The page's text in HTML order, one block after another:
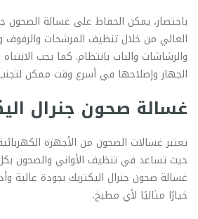
باختصار، يمكن الحفاظ على غسالة الصحون
العالي من خلال تنظيف المرشحات والرفوف
والرشاشات والباب بانتظام. كما يجب
الجهاز وإصلاحها في أسرع وقت ممكن
غسالة صحون جنرال
تعتبر غسالات الصحون من الأجهزة
حيث تساعد في تنظيف الأواني والصحون
غسالة صحون جنرال اليكتريك بجودة عالية
خيارًا مثاليًا لأي مطبخ.